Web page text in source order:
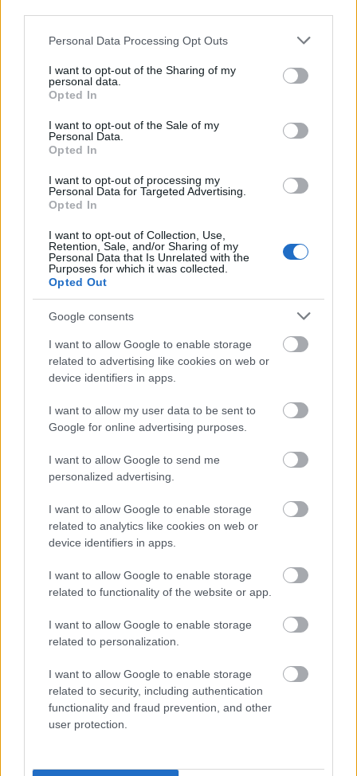
Please note that this website/app uses one or more Google
not limited to your visit or usage behaviour. You may click to
grant or deny consent to Google and its third-party tags to
use your data for below specified purposes in below Google
consent section.
Personal Data Processing Opt Outs
I want to opt-out of the Sharing of my
personal data.
Opted In
I want to opt-out of the Sale of my
Personal Data.
Opted In
I want to opt-out of processing my
Personal Data for Targeted Advertising.
Opted In
I want to opt-out of Collection, Use,
Retention, Sale, and/or Sharing of my
Personal Data that Is Unrelated with the
Purposes for which it was collected.
Opted Out
Google consents
I want to allow Google to enable storage
related to advertising like cookies on web or
device identifiers in apps.
I want to allow my user data to be sent to
Google for online advertising purposes.
I want to allow Google to send me
personalized advertising.
I want to allow Google to enable storage
related to analytics like cookies on web or
device identifiers in apps.
I want to allow Google to enable storage
related to functionality of the website or app.
I want to allow Google to enable storage
related to personalization.
I want to allow Google to enable storage
related to security, including authentication
functionality and fraud prevention, and other
user protection.
Norske OL-stjerner trekker seg fra
verdenscupen
INGEBORG SCHEVE 27.02.2026
Norske OL-stjerner mister verdenscupen i Falun, fører til endringer
i den norske troppen.
Langrenn Allround
– Ferdig med barneskirenn
Han dundret inn i eliten med bronse i U23-VM og 12. plass i
verdenscupdebuten – tilsynelatende ut fra ingensteds. Nå har 22-